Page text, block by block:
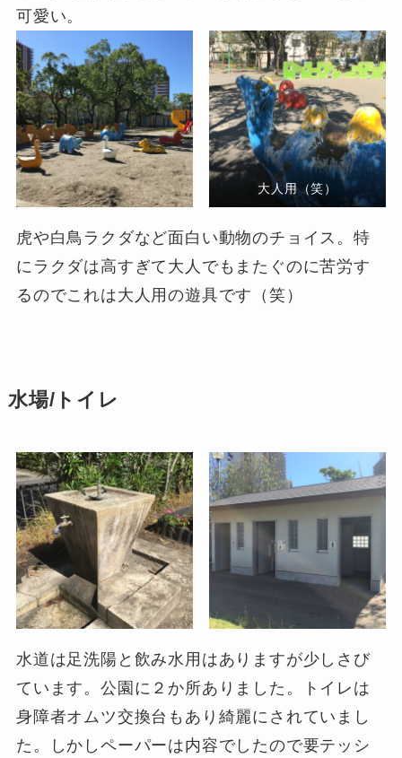
可愛い。
大人用（笑）
虎や白鳥ラクダなど面白い動物のチョイス。特
にラクダは高すぎて大人でもまたぐのに苦労す
るのでこれは大人用の遊具です（笑）
水場/トイレ
水道は足洗陽と飲み水用はありますが少しさび
ています。公園に２か所ありました。トイレは
身障者オムツ交換台もあり綺麗にされていまし
た。しかしペーパーは内容でしたので要テッシ